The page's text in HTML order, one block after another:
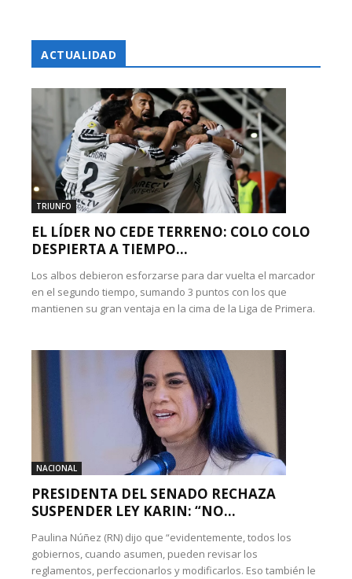
ACTUALIDAD
TRIUNFO
EL LÍDER NO CEDE TERRENO: COLO COLO
DESPIERTA A TIEMPO...
Los albos debieron esforzarse para dar vuelta el marcador
en el segundo tiempo, sumando 3 puntos con los que
mantienen su gran ventaja en la cima de la Liga de Primera.
NACIONAL
PRESIDENTA DEL SENADO RECHAZA
SUSPENDER LEY KARIN: “NO...
Paulina Núñez (RN) dijo que “evidentemente, todos los
gobiernos, cuando asumen, pueden revisar los
reglamentos, perfeccionarlos y modificarlos. Eso también le